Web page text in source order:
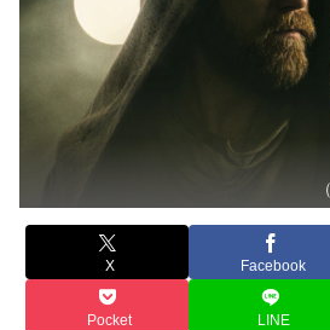
X Facebook
Pocket LINE